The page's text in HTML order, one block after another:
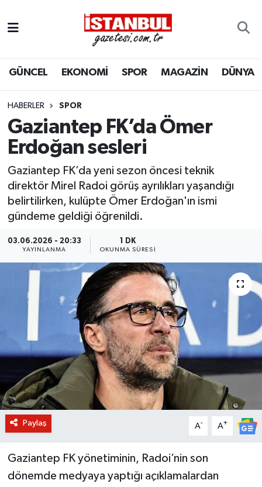
GÜNCEL EKONOMİ SPOR MAGAZİN DÜNYA
HABERLER SPOR
Gaziantep FK’da Ömer
Erdoğan sesleri
Gaziantep FK’da yeni sezon öncesi teknik
direktör Mirel Radoi görüş ayrılıkları yaşandığı
belirtilirken, kulüpte Ömer Erdoğan'ın ismi
gündeme geldiği öğrenildi.
03.06.2026 - 20:33
YAYINLANMA
1 DK
OKUNMA SÜRESI
Paylaş A- A+
Gaziantep FK yönetiminin, Radoi’nin son
dönemde medyaya yaptığı açıklamalardan
EKONOMİ
İSTANBUL
DÜNYA
KÜLTÜR SANAT
SAĞLIK
BİLİM VE TEKNOLOJİ
OTOMOBİL
KURUMSAL
Nöbetçi Eczaneler
Hava Durumu
Trafik Durumu
Süper Lig Puan Durumu ve Fikstür
Son Dakika Haberleri
Haber Arşivi